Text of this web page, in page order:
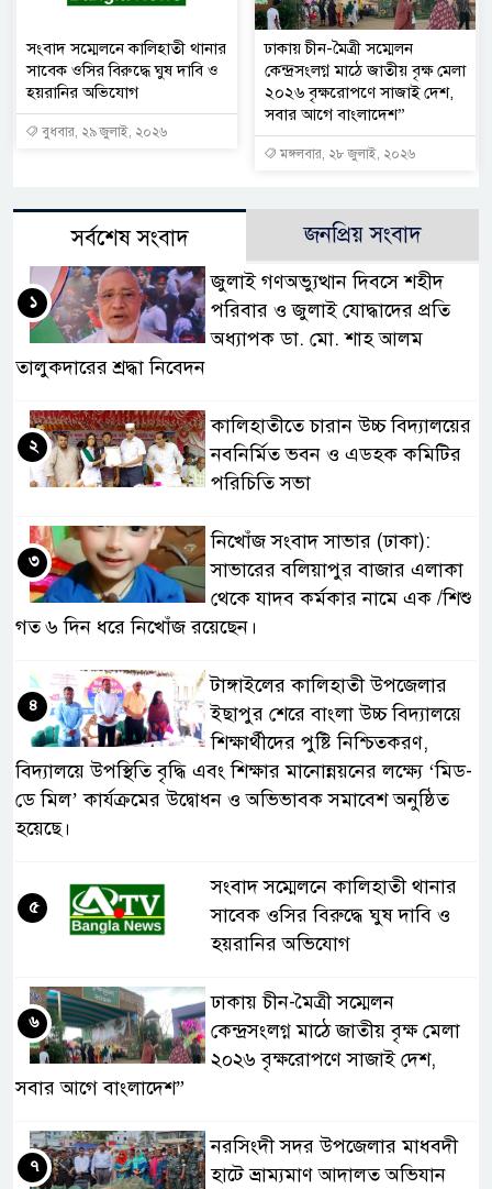
সংবাদ সম্মেলনে কালিহাতী থানার
সাবেক ওসির বিরুদ্ধে ঘুষ দাবি ও
হয়রানির অভিযোগ
বুধবার, ২৯ জুলাই, ২০২৬
ঢাকায় চীন-মৈত্রী সম্মেলন
কেন্দ্রসংলগ্ন মাঠে জাতীয় বৃক্ষ মেলা
২০২৬ বৃক্ষরোপণে সাজাই দেশ,
সবার আগে বাংলাদেশ”
মঙ্গলবার, ২৮ জুলাই, ২০২৬
সর্বশেষ সংবাদ জনপ্রিয় সংবাদ
জুলাই গণঅভ্যুত্থান দিবসে শহীদ
পরিবার ও জুলাই যোদ্ধাদের প্রতি
অধ্যাপক ডা. মো. শাহ আলম
তালুকদারের শ্রদ্ধা নিবেদন
১
কালিহাতীতে চারান উচ্চ বিদ্যালয়ের
নবনির্মিত ভবন ও এডহক কমিটির
পরিচিতি সভা
২
নিখোঁজ সংবাদ সাভার (ঢাকা):
সাভারের বলিয়াপুর বাজার এলাকা
থেকে যাদব কর্মকার নামে এক /শিশু
গত ৬ দিন ধরে নিখোঁজ রয়েছেন।
৩
টাঙ্গাইলের কালিহাতী উপজেলার
ইছাপুর শেরে বাংলা উচ্চ বিদ্যালয়ে
শিক্ষার্থীদের পুষ্টি নিশ্চিতকরণ,
বিদ্যালয়ে উপস্থিতি বৃদ্ধি এবং শিক্ষার মানোন্নয়নের লক্ষ্যে ‘মিড-
ডে মিল’ কার্যক্রমের উদ্বোধন ও অভিভাবক সমাবেশ অনুষ্ঠিত
হয়েছে।
৪
সংবাদ সম্মেলনে কালিহাতী থানার
সাবেক ওসির বিরুদ্ধে ঘুষ দাবি ও
হয়রানির অভিযোগ
৫
ঢাকায় চীন-মৈত্রী সম্মেলন
কেন্দ্রসংলগ্ন মাঠে জাতীয় বৃক্ষ মেলা
২০২৬ বৃক্ষরোপণে সাজাই দেশ,
সবার আগে বাংলাদেশ”
৬
নরসিংদী সদর উপজেলার মাধবদী
হাটে ভ্রাম্যমাণ আদালত অভিযান
৭